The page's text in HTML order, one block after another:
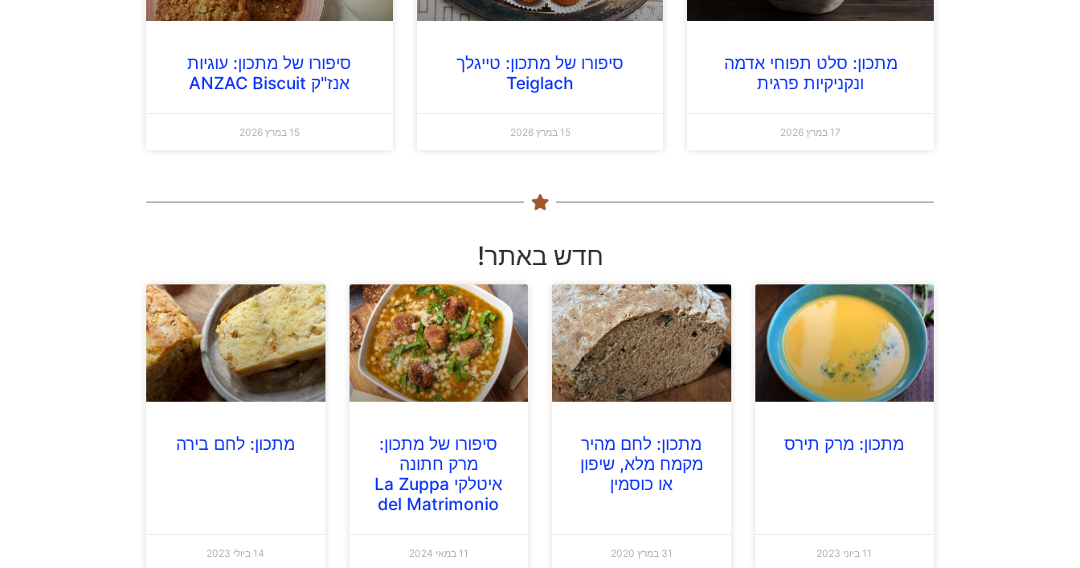
מתכון: סלט תפוחי אדמה
ונקניקיות פרגית
17 במרץ 2026
סיפורו של מתכון: טייגלך
Teiglach
15 במרץ 2026
סיפורו של מתכון: עוגיות
אנז"ק ANZAC Biscuit
15 במרץ 2026
חדש באתר!
מתכון: מרק תירס
11 ביוני 2023
מתכון: לחם מהיר
מקמח מלא, שיפון
או כוסמין
31 במרץ 2020
סיפורו של מתכון:
מרק חתונה
איטלקי La Zuppa
del Matrimonio
11 במאי 2024
מתכון: לחם בירה
14 ביולי 2023